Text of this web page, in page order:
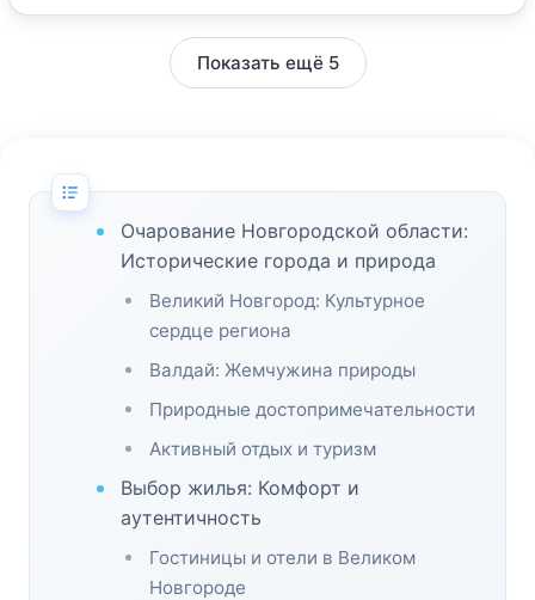
Показать ещё 5
Очарование Новгородской области:
Исторические города и природа
Великий Новгород: Культурное
сердце региона
Валдай: Жемчужина природы
Природные достопримечательности
Активный отдых и туризм
Выбор жилья: Комфорт и
аутентичность
Гостиницы и отели в Великом
Новгороде